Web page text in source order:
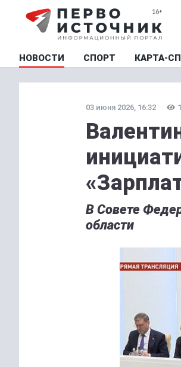
НОВОСТИ СПОРТ КАРТА-
03 июня 2026, 16:32
В Совете
области